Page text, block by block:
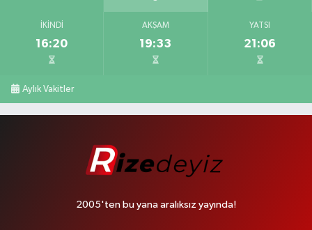
İKINDI
16:20
AKŞAM
19:33
YATSI
21:06
Aylık Vakitler
2005'ten bu yana aralıksız yayında!